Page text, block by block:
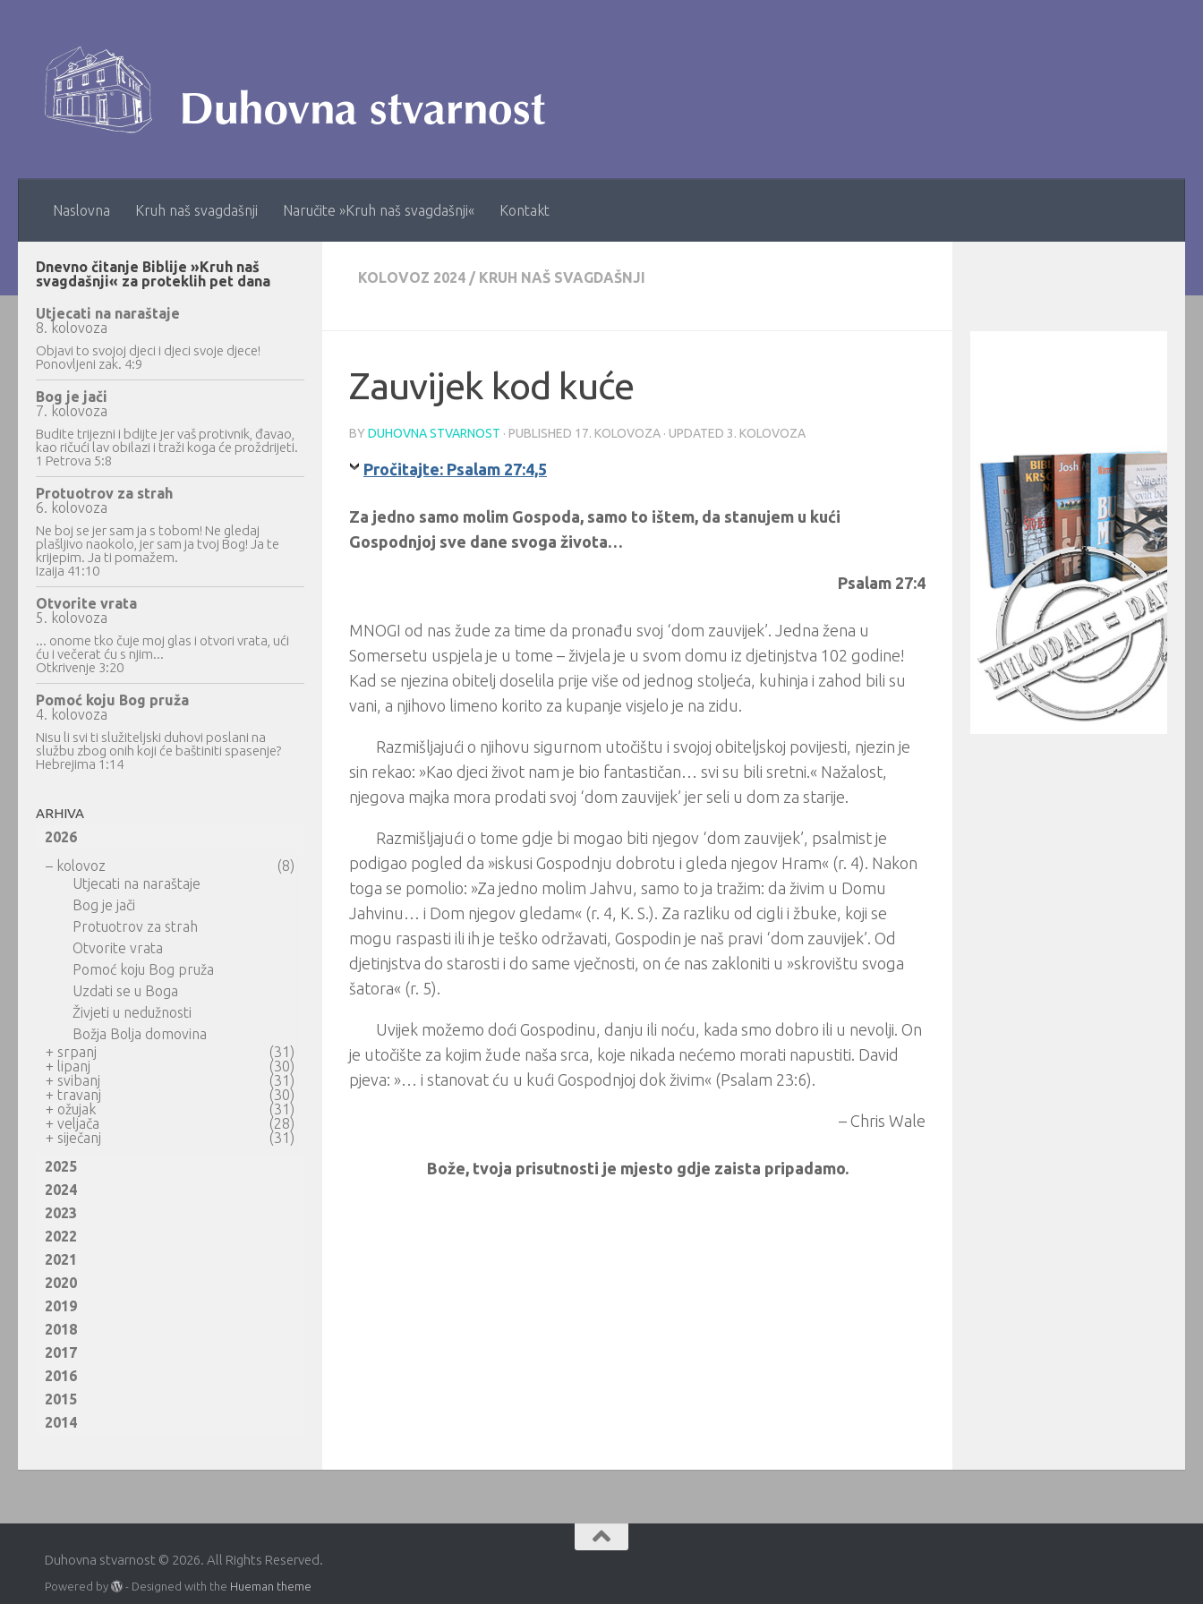
Naslovna Kruh naš svagdašnji Naručite »Kruh naš svagdašnji« Kontakt
KOLOVOZ 2024 / KRUH NAŠ SVAGDAŠNJI
Zauvijek kod kuće
BY DUHOVNA STVARNOST · PUBLISHED 17. KOLOVOZA · UPDATED 3. KOLOVOZA
Pročitajte: Psalam 27:4,5
Za jedno samo molim Gospoda, samo to ištem, da stanujem u kući
Gospodnjoj sve dane svoga života…
Psalam 27:4
MNOGI od nas žude za time da pronađu svoj ‘dom zauvijek’. Jedna žena u
Somersetu uspjela je u tome – živjela je u svom domu iz djetinjstva 102 godine!
Kad se njezina obitelj doselila prije više od jednog stoljeća, kuhinja i zahod bili su
vani, a njihovo limeno korito za kupanje visjelo je na zidu.
Razmišljajući o njihovu sigurnom utočištu i svojoj obiteljskoj povijesti, njezin je
sin rekao: »Kao djeci život nam je bio fantastičan… svi su bili sretni.« Nažalost,
njegova majka mora prodati svoj ‘dom zauvijek’ jer seli u dom za starije.
Razmišljajući o tome gdje bi mogao biti njegov ‘dom zauvijek’, psalmist je
podigao pogled da »iskusi Gospodnju dobrotu i gleda njegov Hram« (r. 4). Nakon
toga se pomolio: »Za jedno molim Jahvu, samo to ja tražim: da živim u Domu
Jahvinu… i Dom njegov gledam« (r. 4, K. S.). Za razliku od cigli i žbuke, koji se
mogu raspasti ili ih je teško održavati, Gospodin je naš pravi ‘dom zauvijek’. Od
djetinjstva do starosti i do same vječnosti, on će nas zakloniti u »skrovištu svoga
šatora« (r. 5).
Uvijek možemo doći Gospodinu, danju ili noću, kada smo dobro ili u nevolji. On
je utočište za kojim žude naša srca, koje nikada nećemo morati napustiti. David
pjeva: »… i stanovat ću u kući Gospodnjoj dok živim« (Psalam 23:6).
– Chris Wale
Bože, tvoja prisutnosti je mjesto gdje zaista pripadamo.
Dnevno čitanje Biblije »Kruh naš
svagdašnji« za proteklih pet dana
Utjecati na naraštaje
8. kolovoza
Objavi to svojoj djeci i djeci svoje djece!
Ponovljeni zak. 4:9
Bog je jači
7. kolovoza
Budite trijezni i bdijte jer vaš protivnik, đavao,
kao ričući lav obilazi i traži koga će proždrijeti.
1 Petrova 5:8
Protuotrov za strah
6. kolovoza
Ne boj se jer sam ja s tobom! Ne gledaj
plašljivo naokolo, jer sam ja tvoj Bog! Ja te
krijepim. Ja ti pomažem.
Izaija 41:10
Otvorite vrata
5. kolovoza
... onome tko čuje moj glas i otvori vrata, ući
ću i večerat ću s njim...
Otkrivenje 3:20
Pomoć koju Bog pruža
4. kolovoza
Nisu li svi ti služiteljski duhovi poslani na
službu zbog onih koji će baštiniti spasenje?
Hebrejima 1:14
ARHIVA
2026
– kolovoz
(8)
Utjecati na naraštaje
Bog je jači
Protuotrov za strah
Otvorite vrata
Pomoć koju Bog pruža
Uzdati se u Boga
Živjeti u nedužnosti
Božja Bolja domovina
+ srpanj
(31)
+ lipanj
(30)
+ svibanj
(31)
+ travanj
(30)
+ ožujak
(31)
+ veljača
(28)
+ siječanj
(31)
2025
2024
2023
2022
2021
2020
2019
2018
2017
2016
2015
2014
Duhovna stvarnost © 2026. All Rights Reserved.
Powered by - Designed with the Hueman theme